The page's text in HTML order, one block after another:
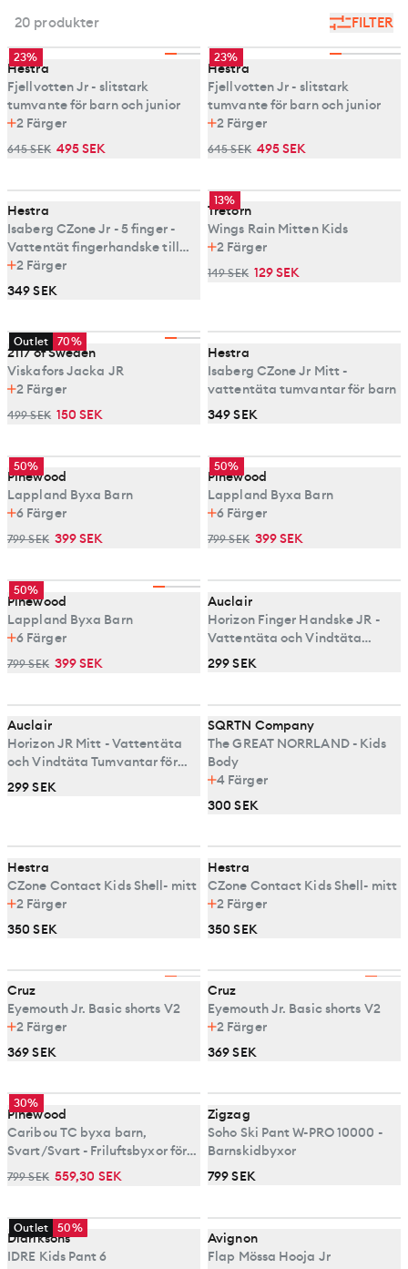
FILTER
20 produkter
23%
Hestra
Fjellvotten Jr - slitstark
tumvante för barn och junior
2 Färger
645 SEK 495 SEK
23%
Hestra
Fjellvotten Jr - slitstark
tumvante för barn och junior
2 Färger
645 SEK 495 SEK
Hestra
Isaberg CZone Jr - 5 finger -
Vattentät fingerhandske till
barn och junior
2 Färger
349 SEK
13%
Tretorn
Wings Rain Mitten Kids
2 Färger
149 SEK 129 SEK
Outlet 70%
2117 of Sweden
Viskafors Jacka JR
2 Färger
499 SEK 150 SEK
Hestra
Isaberg CZone Jr Mitt -
vattentäta tumvantar för barn
349 SEK
50%
Pinewood
Lappland Byxa Barn
6 Färger
799 SEK 399 SEK
50%
Pinewood
Lappland Byxa Barn
6 Färger
799 SEK 399 SEK
50%
Pinewood
Lappland Byxa Barn
6 Färger
799 SEK 399 SEK
Auclair
Horizon Finger Handske JR -
Vattentäta och Vindtäta
Handskar för Juniorer
299 SEK
Auclair
Horizon JR Mitt - Vattentäta
och Vindtäta Tumvantar för
Barn
299 SEK
SQRTN Company
The GREAT NORRLAND - Kids
Body
4 Färger
300 SEK
Hestra
CZone Contact Kids Shell- mitt
2 Färger
350 SEK
Hestra
CZone Contact Kids Shell- mitt
2 Färger
350 SEK
Cruz
Eyemouth Jr. Basic shorts V2
2 Färger
369 SEK
Cruz
Eyemouth Jr. Basic shorts V2
2 Färger
369 SEK
30%
Pinewood
Caribou TC byxa barn,
Svart/Svart - Friluftsbyxor för
799 SEK 559,30 SEK
Zigzag
Soho Ski Pant W-PRO 10000 -
Barnskidbyxor
799 SEK
Outlet 50%
Didriksons
IDRE Kids Pant 6
Avignon
Flap Mössa Hooja Jr